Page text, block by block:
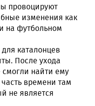
провоцируют
изменения как
на футбольном
каталонцев
После ухода
найти ему
времени там
не является